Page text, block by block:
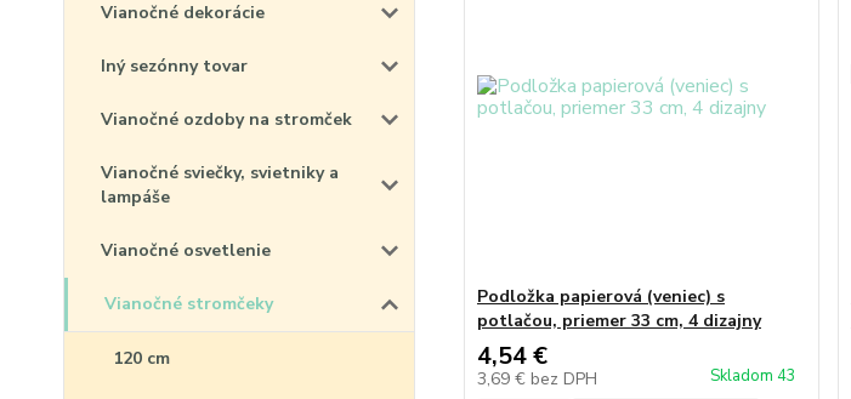
Vianočné dekorácie
Iný sezónny tovar
Vianočné ozdoby na stromček
Vianočné sviečky, svietniky a
lampáše
Vianočné osvetlenie
Vianočné stromčeky
120 cm
Podložka papierová (veniec) s
potlačou, priemer 33 cm, 4 dizajny
4,54 €
3,69 € bez DPH Skladom 43